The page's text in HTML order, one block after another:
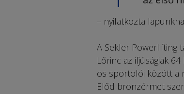
– nyilatkozta
A Sekler Powerlifting
Lőrinc az ifjúságiak
os sportolói között a
Előd bronzérmet